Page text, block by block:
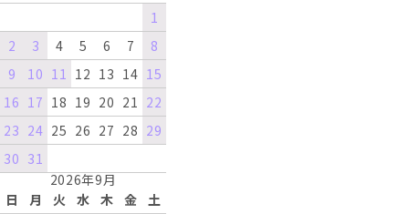
1
2
3 4 5 6 7
8
9
10 11 12 13 14 15
16 17 18 19 20 21 22
23 24 25 26 27 28 29
30 31
2026年9月
日
月 火 水 木 金 土